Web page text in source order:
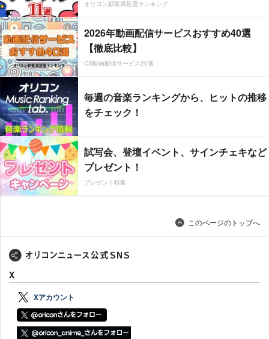
オリコン顧客満足度ランキング
2026年動画配信サービスおすすめ40選
【徹底比較】
CS動画配信サービス20選
毎週の音楽ランキングから、ヒットの推移
をチェック！
試写会、登壇イベント、サインチェキなど
プレゼント！
プレゼント特集
このページのトップへ
X
Xアカウント